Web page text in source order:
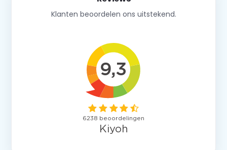
Klanten beoordelen ons uitstekend.